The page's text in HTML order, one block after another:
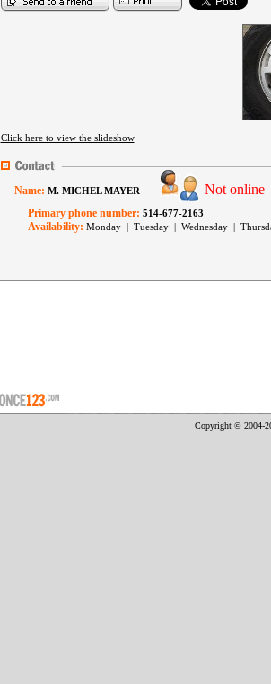
Click here to view the slideshow
Name: M. MICHEL MAYER Not online
Primary phone number: 514-677-2163
Availability: Monday | Tuesday | Wednesday |
Copyright © 2004-